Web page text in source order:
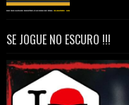
SE JOGUE NO ESCURO !!!